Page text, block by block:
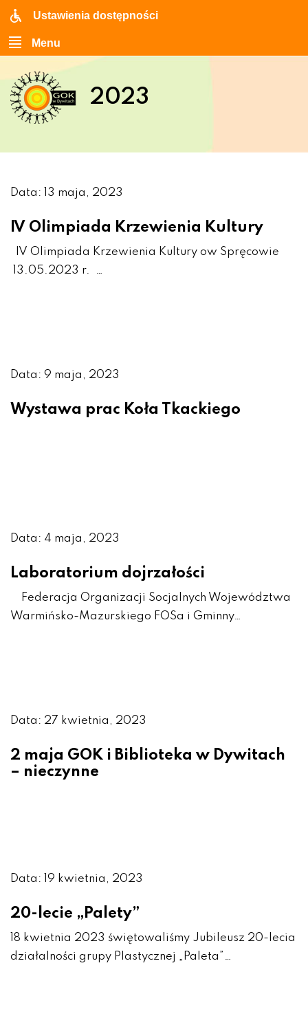
Ustawienia dostępności
Menu
2023
Data: 13 maja, 2023
IV Olimpiada Krzewienia Kultury
IV Olimpiada Krzewienia Kultury ow Spręcowie
13.05.2023 r. …
Data: 9 maja, 2023
Wystawa prac Koła Tkackiego
Data: 4 maja, 2023
Laboratorium dojrzałości
Federacja Organizacji Socjalnych Województwa
Warmińsko-Mazurskiego FOSa i Gminny…
Data: 27 kwietnia, 2023
2 maja GOK i Biblioteka w Dywitach
– nieczynne
Data: 19 kwietnia, 2023
20-lecie „Palety”
18 kwietnia 2023 świętowaliśmy Jubileusz 20-lecia
działalności grupy Plastycznej „Paleta”…